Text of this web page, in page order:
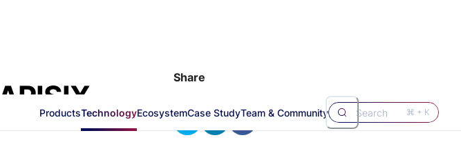
ProductsTechnologyEcosystemCase StudyTeam & Community Search ⌘ + K
Share